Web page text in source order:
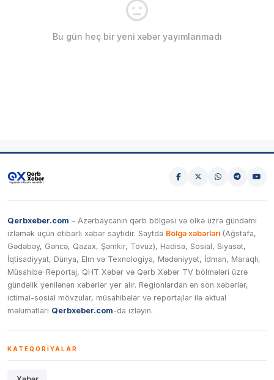
Bu gün heç bir yeni xəbər yayımlanmadı
Qerbxeber.com – Azərbaycanın qərb bölgəsi və ölkə üzrə gündəmi
izləmək üçün etibarlı xəbər saytıdır. Saytda Bölgə xəbərləri (Ağstafa,
Gədəbəy, Gəncə, Qazax, Şəmkir, Tovuz), Hadisə, Sosial, Siyasət,
İqtisadiyyat, Dünya, Elm və Texnologiya, Mədəniyyət, İdman, Maraqlı,
Müsahibə-Reportaj, QHT Xəbər və Qərb Xəbər TV bölmələri üzrə
gündəlik yenilənən xəbərlər yer alır. Regionlardan ən son xəbərlər,
ictimai-sosial mövzular, müsahibələr və reportajlar ilə aktual
məlumatları Qerbxeber.com-da izləyin.
KATEQORIYALAR